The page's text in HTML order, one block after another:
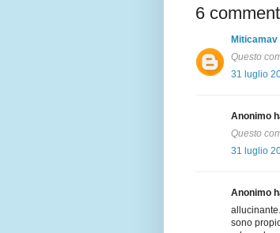
6
Miticamav
Questo
31 luglio
Anonimo
Questo
31 luglio
Anonimo
sono